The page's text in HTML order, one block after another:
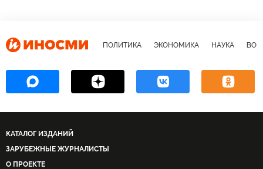
ПОЛИТИКА ЭКОНОМИКА НАУКА
КАТАЛОГ ИЗДАНИЙ
ЗАРУБЕЖНЫЕ ЖУРНАЛИСТЫ
О ПРОЕКТЕ